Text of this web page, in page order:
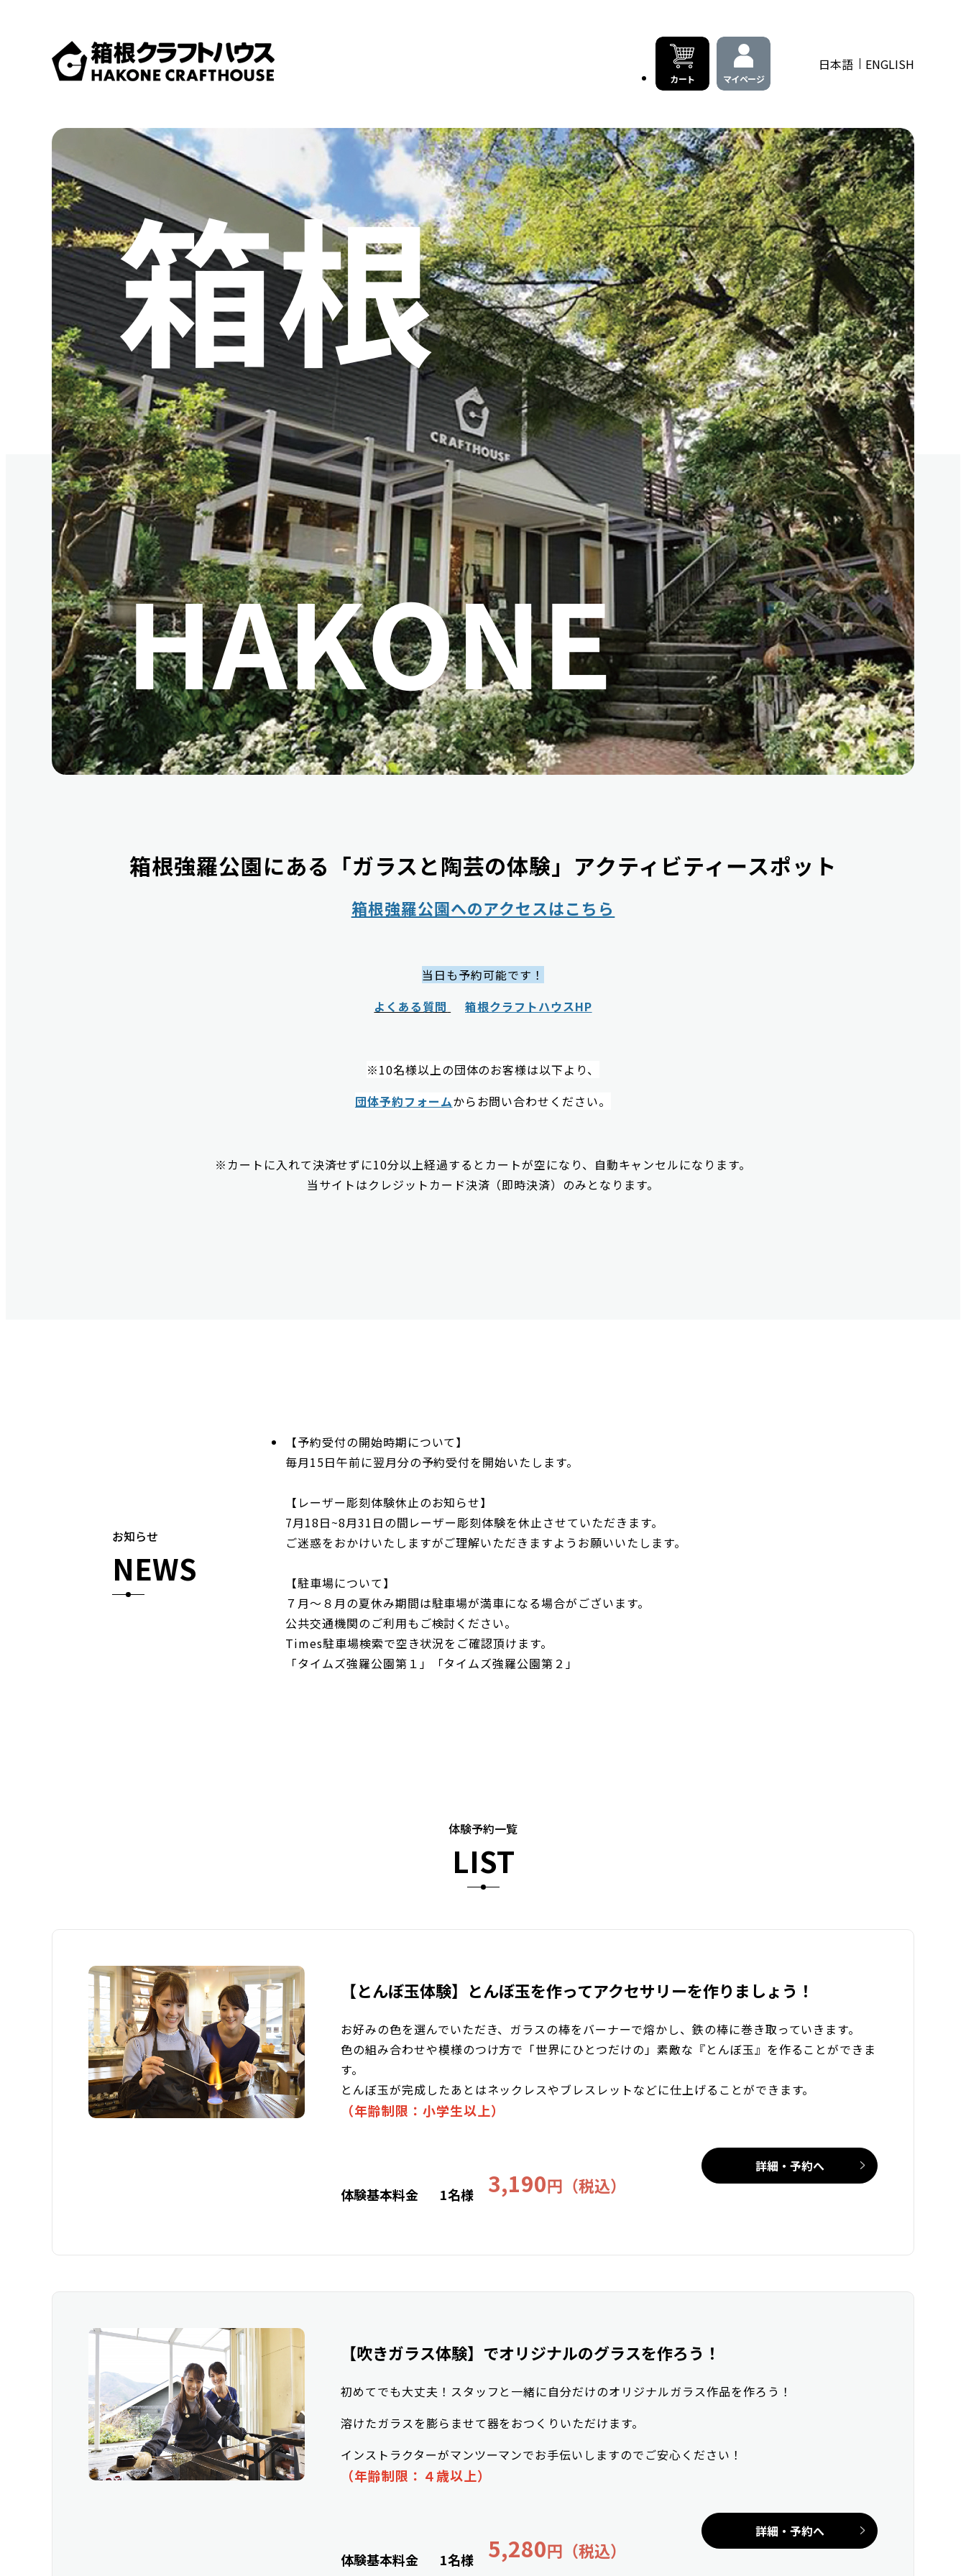
カート マイページ
日本語 ENGLISH
箱根強羅公園にある「ガラスと陶芸の体験」アクティビティースポット
箱根強羅公園へのアクセスはこちら
当日も予約可能です！
よくある質問
箱根クラフトハウスHP
※10名様以上の団体のお客様は以下より、
団体予約フォームからお問い合わせください。
※カートに入れて決済せずに10分以上経過するとカートが空になり、自動キャンセルになります。
当サイトはクレジットカード決済（即時決済）のみとなります。
お知らせ
NEWS
【予約受付の開始時期について】
毎月15日午前に翌月分の予約受付を開始いたします。
【レーザー彫刻体験休止のお知らせ】
7月18日~8月31日の間レーザー彫刻体験を休止させていただきます。
ご迷惑をおかけいたしますがご理解いただきますようお願いいたします。
【駐車場について】
７月～８月の夏休み期間は駐車場が満車になる場合がございます。
公共交通機関のご利用もご検討ください。
Times駐車場検索で空き状況をご確認頂けます。
「タイムズ強羅公園第１」「タイムズ強羅公園第２」
体験予約一覧
LIST
【とんぼ玉体験】とんぼ玉を作ってアクセサリーを作りましょう！
お好みの色を選んでいただき、ガラスの棒をバーナーで熔かし、鉄の棒に巻き取っていきます。
色の組み合わせや模様のつけ方で「世界にひとつだけの」素敵な『とんぼ玉』を作ることができま
す。
とんぼ玉が完成したあとはネックレスやブレスレットなどに仕上げることができます。
（年齢制限：小学生以上）
体験基本料金 1名様 3,190円（税込）
詳細・予約へ
【吹きガラス体験】でオリジナルのグラスを作ろう！
初めてでも大丈夫！スタッフと一緒に自分だけのオリジナルガラス作品を作ろう！
溶けたガラスを膨らませて器をおつくりいただけます。
インストラクターがマンツーマンでお手伝いしますのでご安心ください！
（年齢制限：４歳以上）
体験基本料金 1名様 5,280円（税込）
詳細・予約へ